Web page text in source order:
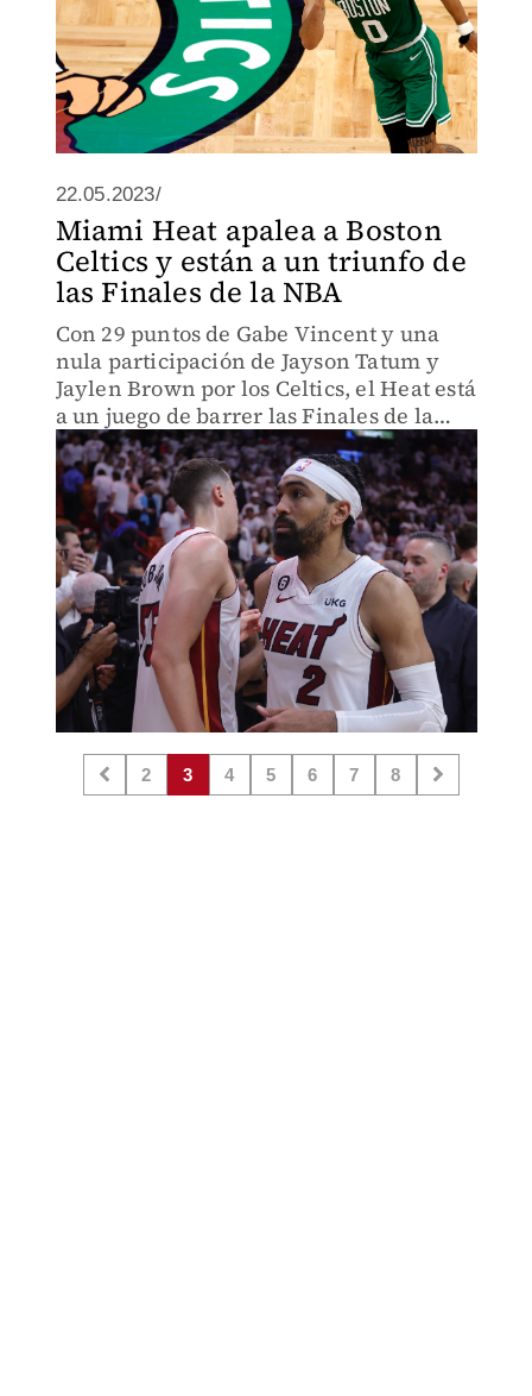
22.05.2023/
Miami Heat apalea a Boston
Celtics y están a un triunfo de
las Finales de la NBA
Con 29 puntos de Gabe Vincent y una
nula participación de Jayson Tatum y
Jaylen Brown por los Celtics, el Heat está
a un juego de barrer las Finales de la
Conferencia Este
2 3 4 5 6 7 8